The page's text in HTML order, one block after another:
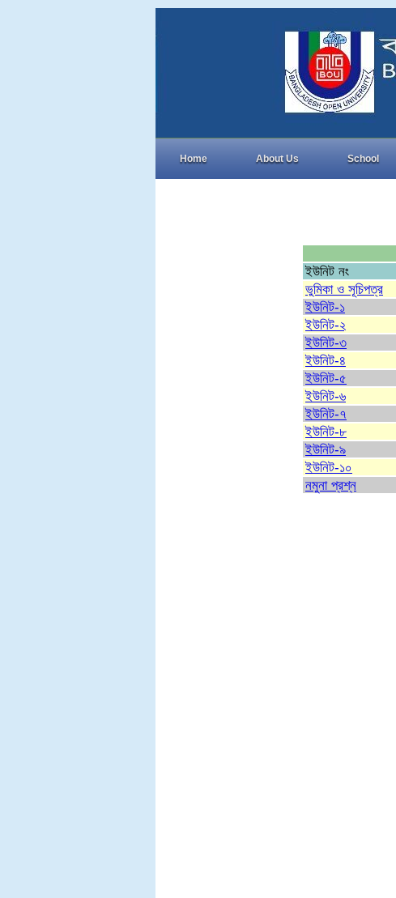
Home About Us School
ইউনিট নং
ভুমিকা ও সূচিপত্র
ইউনিট-১
ইউনিট-২
ইউনিট-৩
ইউনিট-৪
ইউনিট-৫
ইউনিট-৬
ইউনিট-৭
ইউনিট-৮
ইউনিট-৯
ইউনিট-১০
নমুনা প্রশ্ন